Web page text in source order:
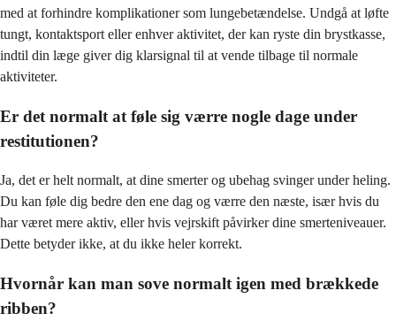
med at forhindre komplikationer som lungebetændelse. Undgå at løfte
tungt, kontaktsport eller enhver aktivitet, der kan ryste din brystkasse,
indtil din læge giver dig klarsignal til at vende tilbage til normale
aktiviteter.
Er det normalt at føle sig værre nogle dage under
restitutionen?
Ja, det er helt normalt, at dine smerter og ubehag svinger under heling.
Du kan føle dig bedre den ene dag og værre den næste, især hvis du
har været mere aktiv, eller hvis vejrskift påvirker dine smerteniveauer.
Dette betyder ikke, at du ikke heler korrekt.
Hvornår kan man sove normalt igen med brækkede
ribben?